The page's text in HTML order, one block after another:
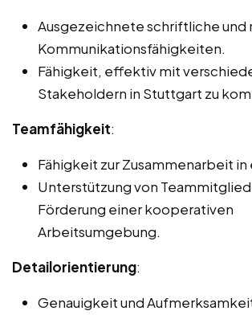
Ausgezeichnete schriftliche und
Kommunikationsfähigkeiten.
Fähigkeit, effektiv mit
Stakeholdern in Stuttgart zu
Teamfähigkeit:
Fähigkeit zur Zusammenarbeit in
Unterstützung von
Förderung einer kooperativen
Arbeitsumgebung.
Detailorientierung:
Genauigkeit und